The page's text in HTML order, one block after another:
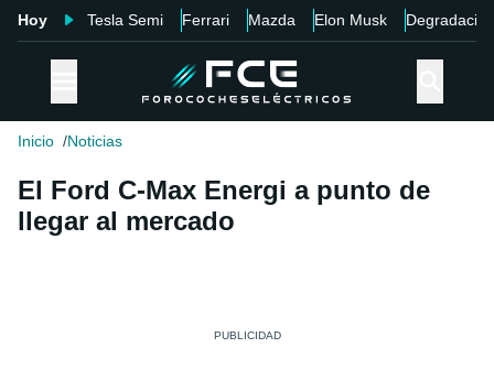
Hoy Tesla Semi Ferrari Mazda Elon Musk Degradación
Inicio Noticias
El Ford C-Max Energi a punto de
llegar al mercado